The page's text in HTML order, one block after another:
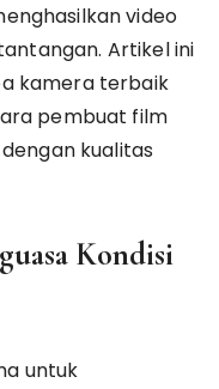
video
Artikel ini
kamera terbaik
pembuat film
kualitas
Kondisi
untuk